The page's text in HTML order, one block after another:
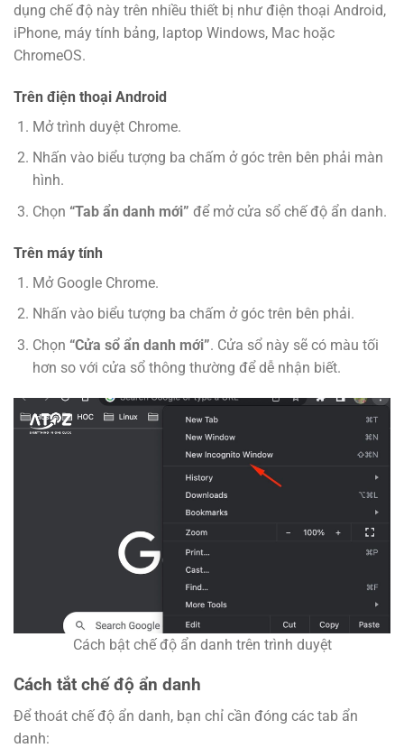
dụng chế độ này trên nhiều thiết bị như điện thoại Android,
iPhone, máy tính bảng, laptop Windows, Mac hoặc
ChromeOS.
Trên điện thoại Android
Mở trình duyệt Chrome.
Nhấn vào biểu tượng ba chấm ở góc trên bên phải màn
hình.
Chọn “Tab ẩn danh mới” để mở cửa sổ chế độ ẩn danh.
Trên máy tính
Mở Google Chrome.
Nhấn vào biểu tượng ba chấm ở góc trên bên phải.
Chọn “Cửa sổ ẩn danh mới”. Cửa sổ này sẽ có màu tối
hơn so với cửa sổ thông thường để dễ nhận biết.
Cách bật chế độ ẩn danh trên trình duyệt
Cách tắt chế độ ẩn danh
Để thoát chế độ ẩn danh, bạn chỉ cần đóng các tab ẩn
danh: